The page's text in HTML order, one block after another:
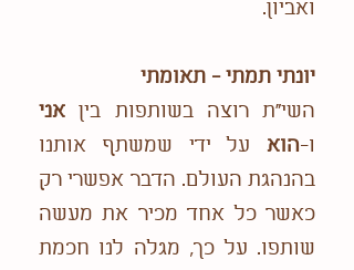
ואביון.
יונתי תמתי - תאומתי
השי"ת רוצה בשותפות בין אני
ו-הוא על ידי שמשתף אותנו
בהנהגת העולם. הדבר אפשרי רק
כאשר כל אחד מכיר את מעשה
שותפו. על כך, מגלה לנו חכמת